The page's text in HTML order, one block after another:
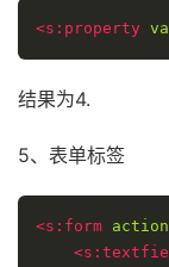
<s:property
结果为4.
5、表单标签
<s:form action